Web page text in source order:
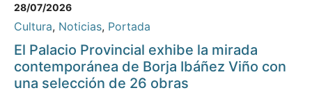
28/07/2026
Cultura, Noticias, Portada
El Palacio Provincial exhibe la mirada
contemporánea de Borja Ibáñez Viño con
una selección de 26 obras